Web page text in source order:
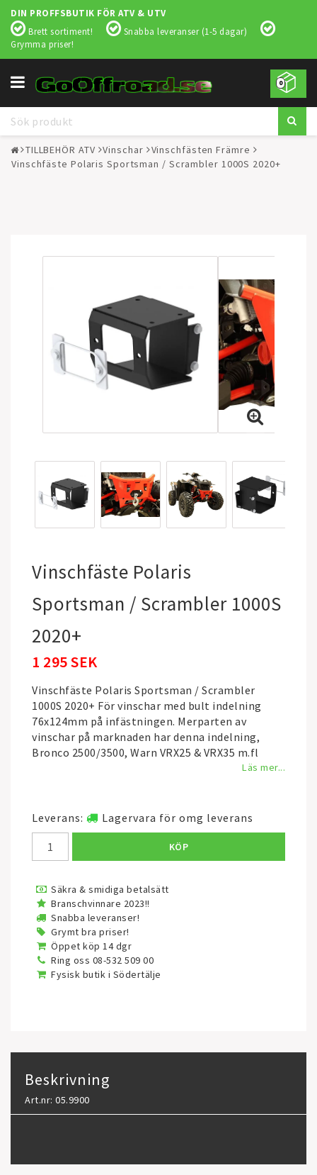
DIN PROFFSBUTIK FÖR ATV & UTV
Brett sortiment!
Snabba leveranser (1-5 dagar)
Grymma priser!
0
Toggle
navigation
TILLBEHÖR ATV Vinschar
Vinschfästen Främre
Vinschfäste Polaris Sportsman / Scrambler 1000S 2020+
Vinschfäste Polaris
Sportsman / Scrambler 1000S
2020+
1 295 SEK
Vinschfäste Polaris Sportsman / Scrambler
1000S 2020+ För vinschar med bult indelning
76x124mm på infästningen. Merparten av
vinschar på marknaden har denna indelning,
Bronco 2500/3500, Warn VRX25 & VRX35 m.fl
Läs mer...
Leverans: Lagervara för omg leverans
KÖP
Säkra & smidiga betalsätt
Branschvinnare 2023!!
Snabba leveranser!
Grymt bra priser!
Öppet köp 14 dgr
Ring oss 08-532 509 00
Fysisk butik i Södertälje
Beskrivning
Art.nr: 05.9900